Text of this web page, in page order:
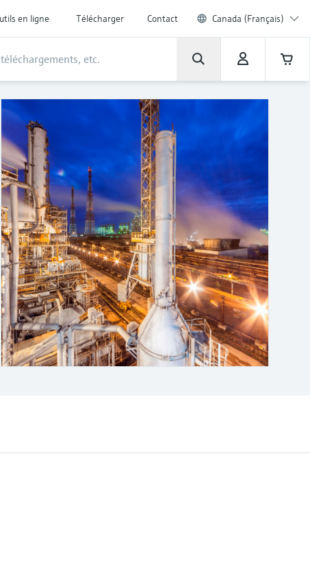
en ligne Télécharger Contact Canada (Français)